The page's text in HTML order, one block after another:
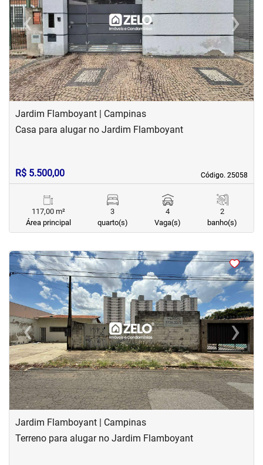
‹Previous ›Next
Jardim Flamboyant | Campinas
Código. 25058
Código. 25058
Casa para alugar no Jardim Flamboyant
R$ 5.500,00
117,00 m²
Área principal
3
quarto(s)
4
Vaga(s)
2
banho(s)
<<<<
‹Previous ›Next
Jardim Flamboyant | Campinas
Terreno para alugar no Jardim Flamboyant